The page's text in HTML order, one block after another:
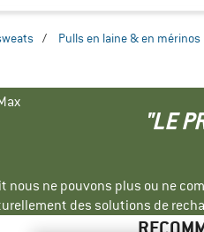
/ Pulls en laine & en mérinos
"LE
nous ne pouvons plus ou ne
des solutions de